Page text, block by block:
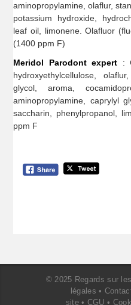
aminopropylamine, olaflur,
potassium hydroxide,
leaf oil, limonene. Olafluor
(1400 ppm F)
Meridol Parodont expert :
hydroxyethylcellulose,
glycol, aroma,
aminopropylamine, caprylyl
saccharin, phenylpropanol,
ppm F
© 2025 Regards sur
légales •
site• CGU •